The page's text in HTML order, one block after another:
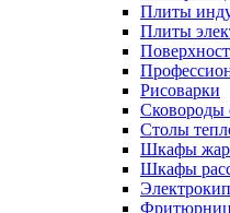
Плиты
Плиты
Рисоварки
Сковороды
Столы
Шкафы
Шкафы